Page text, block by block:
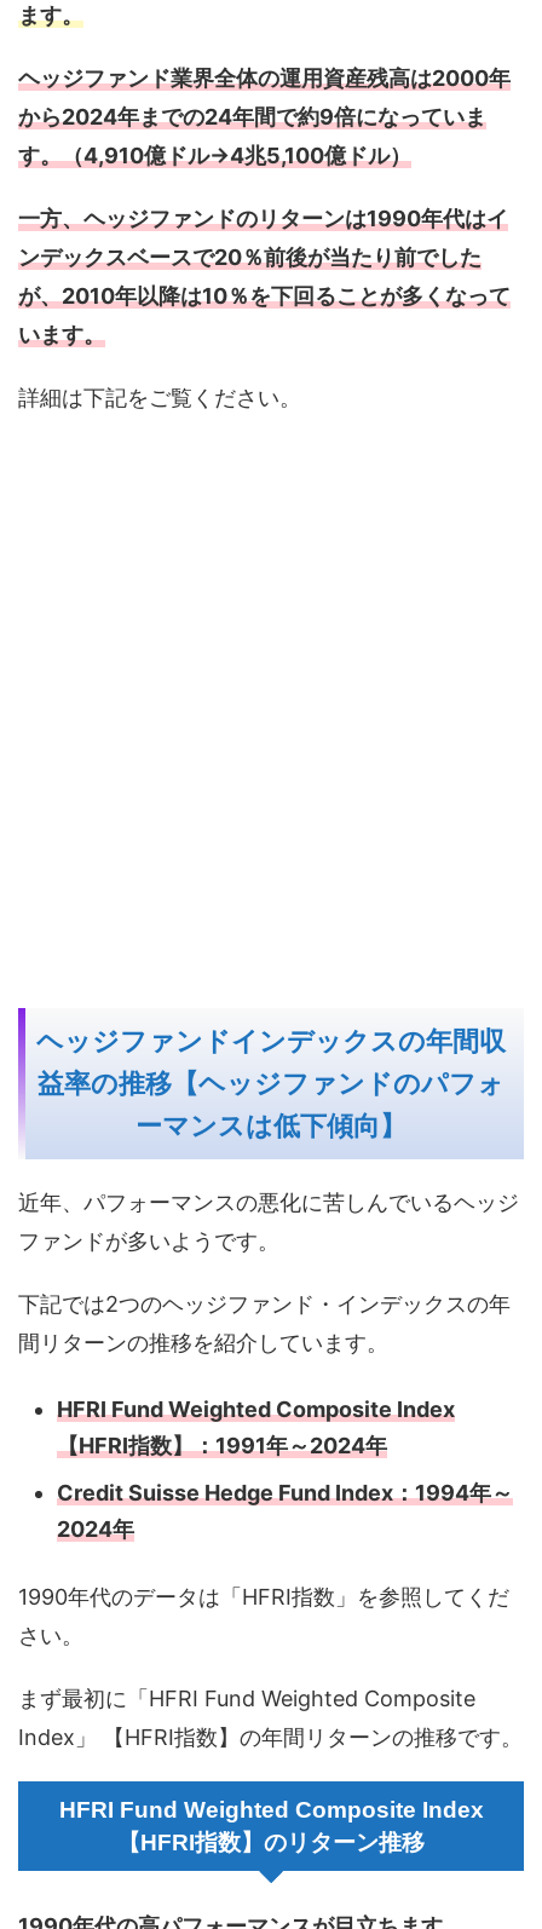
ます。
ヘッジファンド業界全体の運用資産残高は2000年
から2024年までの24年間で約9倍になっていま
す。（4,910億ドル→4兆5,100億ドル）
一方、ヘッジファンドのリターンは1990年代はイ
ンデックスベースで20％前後が当たり前でした
が、2010年以降は10％を下回ることが多くなって
います。
詳細は下記をご覧ください。
ヘッジファンドインデックスの年間収
益率の推移【ヘッジファンドのパフォ
ーマンスは低下傾向】
近年、パフォーマンスの悪化に苦しんでいるヘッジ
ファンドが多いようです。
下記では2つのヘッジファンド・インデックスの年
間リターンの推移を紹介しています。
HFRI Fund Weighted Composite Index
【HFRI指数】：1991年～2024年
Credit Suisse Hedge Fund Index：1994年～
2024年
1990年代のデータは「HFRI指数」を参照してくだ
さい。
まず最初に「HFRI Fund Weighted Composite
Index」 【HFRI指数】の年間リターンの推移です。
HFRI Fund Weighted Composite Index
【HFRI指数】のリターン推移